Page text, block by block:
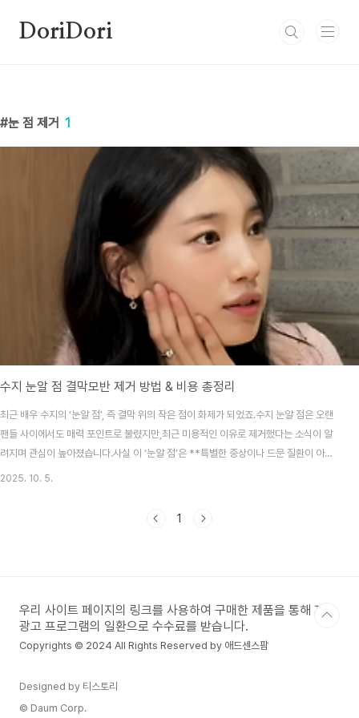
DoriDori
눈 점 제거 1
수지 눈알 점 결막모반 제거 방법 & 비용 총정리
최근 배우 수지의 ‘눈알 점’, 즉 결막 위의 작은 점이 화제가 되었죠.수지 눈알 점은 오랜
팬들 사이에서도 매력 포인트로 불렸지만,최근 미용적인 이유로 제거했다는 소식이 알
려지며 관심이 높아졌습니다.사실 이 ‘눈알 점’은 **특별한 증상이나 드문 질환이 아니
라,의학적으로는 ‘결막모반(結膜母斑)’**이라고 부르는 흔한 색소반점입니다.오늘은
2025. 10. 5.
1
우리 사이트 페이지의 링크를 사용하여 구매한 제품을 통해 제휴
광고 프로그램의 일환으로 수수료를 받습니다.
Copyrights © 2024 All Rights Reserved by 애드센스팜
Designed by 티스토리
© Daum Corp.